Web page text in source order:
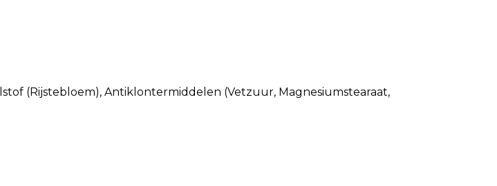
(Rijstebloem), Antiklontermiddelen (Vetzuur, Magnesiumstearaat,